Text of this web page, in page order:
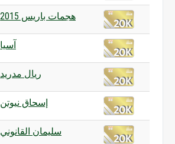
هجمات باريس 2015
آسيا
ريال مدريد
إسحاق نيوتن
سليمان القانوني